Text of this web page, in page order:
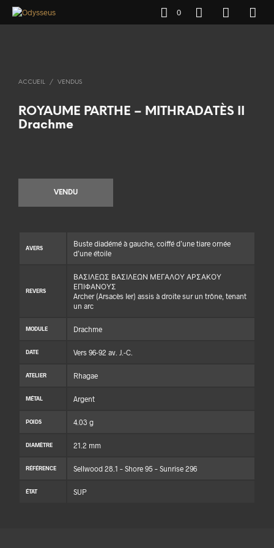
0
ACCUEIL / VENDUS
ROYAUME PARTHE – MITHRADATÈS II
Drachme
VENDU
AVERS
Buste diadémé à gauche, coiffé d’une tiare ornée
d’une étoile
REVERS
ΒΑΣΙΛΕΩΣ ΒΑΣΙΛΕΩΝ ΜΕΓΑΛΟΥ ΑΡΣΑΚΟΥ
ΕΠΙΦΑΝΟΥΣ
Archer (Arsacès Ier) assis à droite sur un trône, tenant
un arc
MODULE Drachme
DATE Vers 96-92 av. J.-C.
ATELIER Rhagae
MÉTAL Argent
POIDS 4.03 g
DIAMÈTRE 21.2 mm
RÉFÉRENCE Sellwood 28.1 – Shore 95 – Sunrise 296
ÉTAT SUP